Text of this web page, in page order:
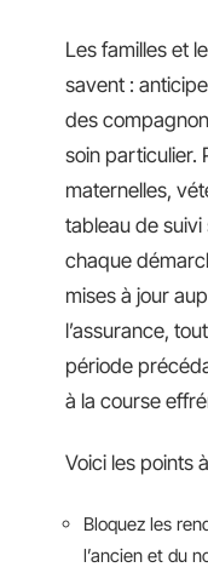
Les familles et
savent :
des
soin particulier.
maternelles,
tableau de suivi
chaque
mises à jour
l’assurance,
période
à la course
Voici les points
Bloquez les
l’ancien et du